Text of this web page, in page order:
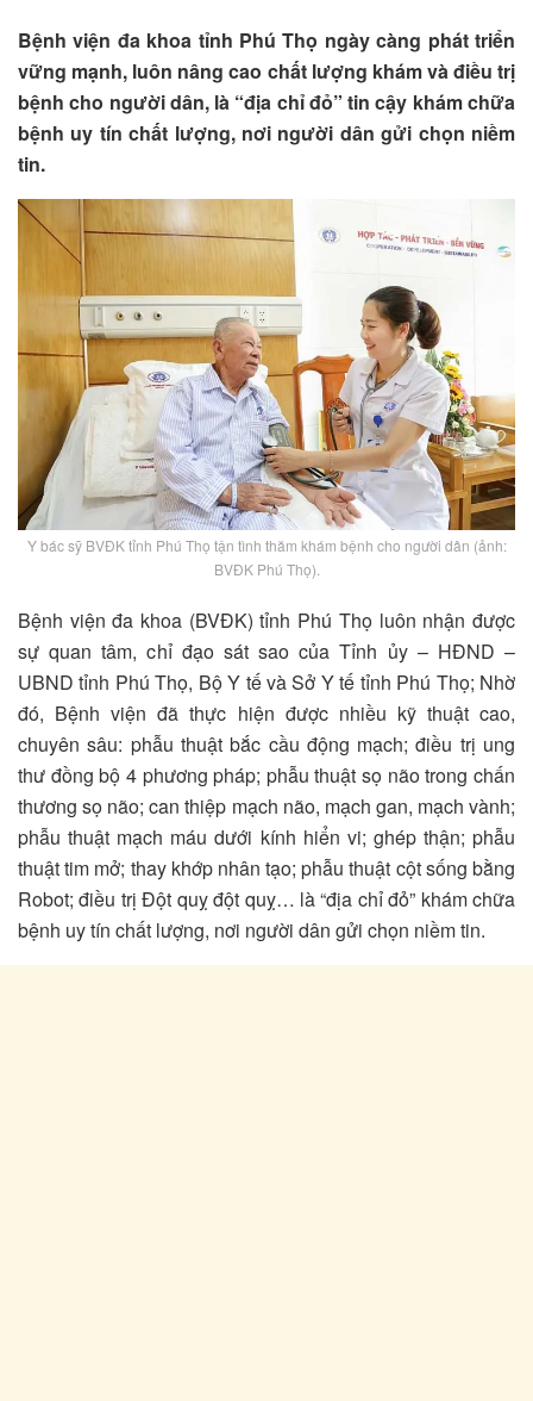
Bệnh viện đa khoa tỉnh Phú Thọ ngày càng phát triển
vững mạnh, luôn nâng cao chất lượng khám và điều trị
bệnh cho người dân, là “địa chỉ đỏ” tin cậy khám chữa
bệnh uy tín chất lượng, nơi người dân gửi chọn niềm
tin.
Y bác sỹ BVĐK tỉnh Phú Thọ tận tình thăm khám bệnh cho người dân (ảnh:
BVĐK Phú Thọ).
Bệnh viện đa khoa (BVĐK) tỉnh Phú Thọ luôn nhận được
sự quan tâm, chỉ đạo sát sao của Tỉnh ủy – HĐND –
UBND tỉnh Phú Thọ, Bộ Y tế và Sở Y tế tỉnh Phú Thọ; Nhờ
đó, Bệnh viện đã thực hiện được nhiều kỹ thuật cao,
chuyên sâu: phẫu thuật bắc cầu động mạch; điều trị ung
thư đồng bộ 4 phương pháp; phẫu thuật sọ não trong chấn
thương sọ não; can thiệp mạch não, mạch gan, mạch vành;
phẫu thuật mạch máu dưới kính hiển vi; ghép thận; phẫu
thuật tim mở; thay khớp nhân tạo; phẫu thuật cột sống bằng
Robot; điều trị Đột quỵ đột quỵ… là “địa chỉ đỏ” khám chữa
bệnh uy tín chất lượng, nơi người dân gửi chọn niềm tin.